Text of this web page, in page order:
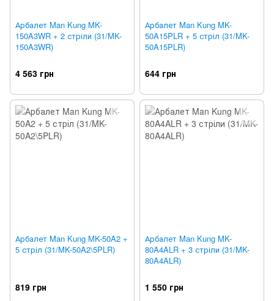
Арбалет Man Kung MK-
150A3WR + 2 стріли (31/MK-
150A3WR)
4 563 грн
Арбалет Man Kung MK-
50A15PLR + 5 стріл (31/MK-
50A15PLR)
644 грн
Арбалет Man Kung MK-50A2 +
5 стріл (31/MK-50A2\5PLR)
819 грн
Арбалет Man Kung MK-
80A4ALR + 3 стріли (31/MK-
80A4ALR)
1 550 грн